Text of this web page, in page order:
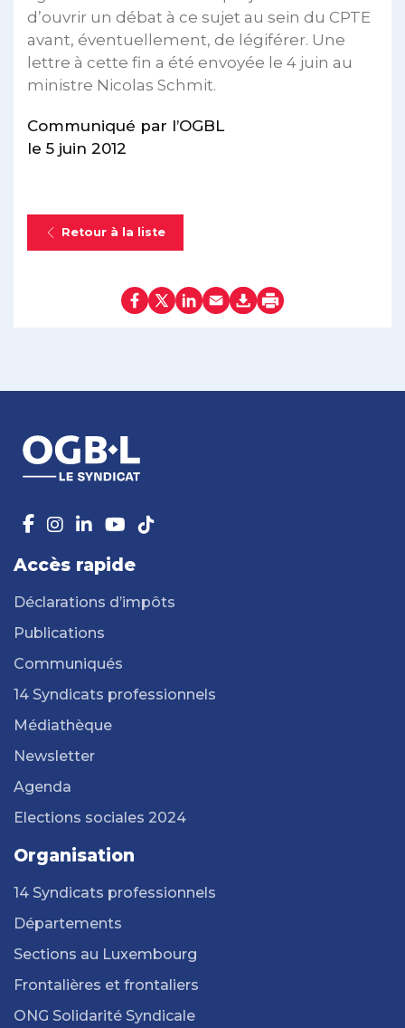
d’ouvrir un débat à ce sujet au sein du CPTE
avant, éventuellement, de légiférer. Une
lettre à cette fin a été envoyée le 4 juin au
ministre Nicolas Schmit.
Communiqué par l’OGBL
le 5 juin 2012
Retour à la liste
Accès rapide
Déclarations d’impôts
Publications
Communiqués
14 Syndicats professionnels
Médiathèque
Newsletter
Agenda
Elections sociales 2024
Organisation
14 Syndicats professionnels
Départements
Sections au Luxembourg
Frontalières et frontaliers
ONG Solidarité Syndicale